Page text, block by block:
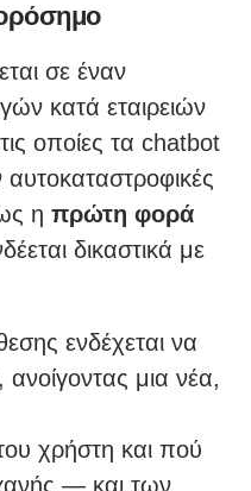
σε έναν
κατά εταιρειών
οποίες τα chatbot
η πρώτη φορά
δικαστικά με
ενδέχεται να
ανοίγοντας μια νέα,
χρήστη και πού
— και των